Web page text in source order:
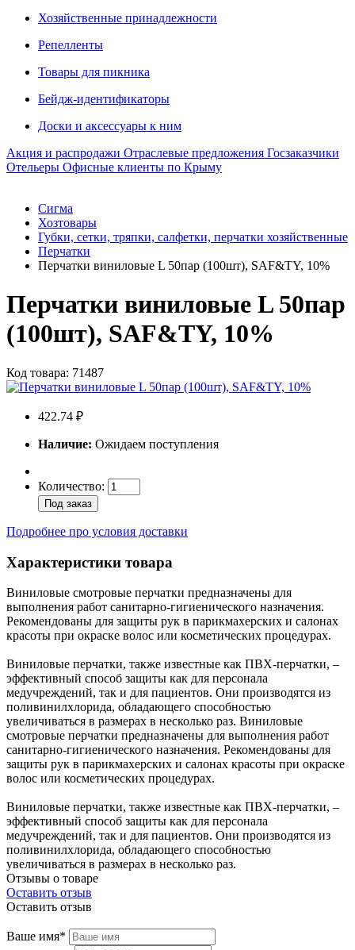
Хозяйственные принадлежности
Репелленты
Товары для пикника
Бейдж-идентификаторы
Доски и аксессуары к ним
Акция и распродажи Отраслевые предложения Госзаказчики
Отельеры Офисные клиенты по Крыму
Сигма
Хозтовары
Губки, сетки, тряпки, салфетки, перчатки хозяйственные
Перчатки
Перчатки виниловые L 50пар (100шт), SAF&TY, 10%
Перчатки виниловые L 50пар
(100шт), SAF&TY, 10%
Код товара: 71487
422.74 ₽
Наличие: Ожидаем поступления
Количество:
Под заказ
Подробнее про условия доставки
Характеристики товара
Виниловые смотровые перчатки предназначены для
выполнения работ санитарно-гигиенического назначения.
Рекомендованы для защиты рук в парикмахерских и салонах
красоты при окраске волос или косметических процедурах.
Виниловые перчатки, также известные как ПВХ-перчатки, –
эффективный способ защиты как для персонала
медучреждений, так и для пациентов. Они производятся из
поливинилхлорида, обладающего способностью
увеличиваться в размерах в несколько раз. Виниловые
смотровые перчатки предназначены для выполнения работ
санитарно-гигиенического назначения. Рекомендованы для
защиты рук в парикмахерских и салонах красоты при окраске
волос или косметических процедурах.
Виниловые перчатки, также известные как ПВХ-перчатки, –
эффективный способ защиты как для персонала
медучреждений, так и для пациентов. Они производятся из
поливинилхлорида, обладающего способностью
увеличиваться в размерах в несколько раз.
Отзывы о товаре
Оставить отзыв
Оставить отзыв
Ваше имя*